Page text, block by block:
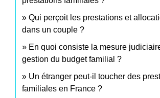
Qui perçoit les prestations et
dans un couple ?
En quoi consiste la mesure
gestion du budget familial ?
Un étranger peut-il toucher des
familiales en France ?